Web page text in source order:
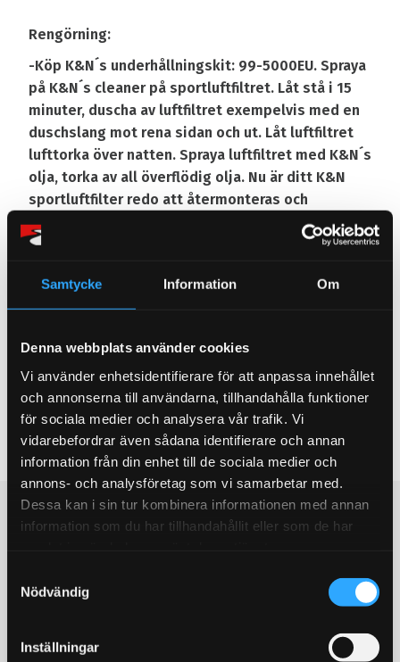
Samtycke Information Om
Denna webbplats använder cookies
Vi använder enhetsidentifierare för att anpassa innehållet
och annonserna till användarna, tillhandahålla funktioner
för sociala medier och analysera vår trafik. Vi
vidarebefordrar även sådana identifierare och annan
information från din enhet till de sociala medier och
annons- och analysföretag som vi samarbetar med.
Dessa kan i sin tur kombinera informationen med annan
information som du har tillhandahållit eller som de har
Nödvändig
Inställningar
Rengörning:
-Köp K&N´s underhållningskit: 99-5000EU. Spraya
på K&N´s cleaner på sportluftfiltret. Låt stå i 15
minuter, duscha av luftfiltret exempelvis med en
duschslang mot rena sidan och ut. Låt luftfiltret
lufttorka över natten. Spraya luftfiltret med K&N´s
olja, torka av all överflödig olja. Nu är ditt K&N
sportluftfilter redo att återmonteras och
användas igen!
Bli den första att lämna ett omdöme.
Populära produkter
STORSÄLJARE!